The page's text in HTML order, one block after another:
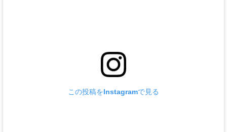
この投稿をInstagramで見る